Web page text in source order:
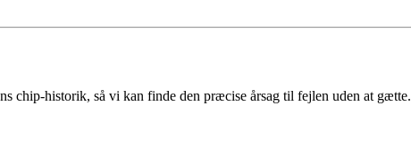
chip-historik, så vi kan finde den præcise årsag til fejlen uden at gætte.